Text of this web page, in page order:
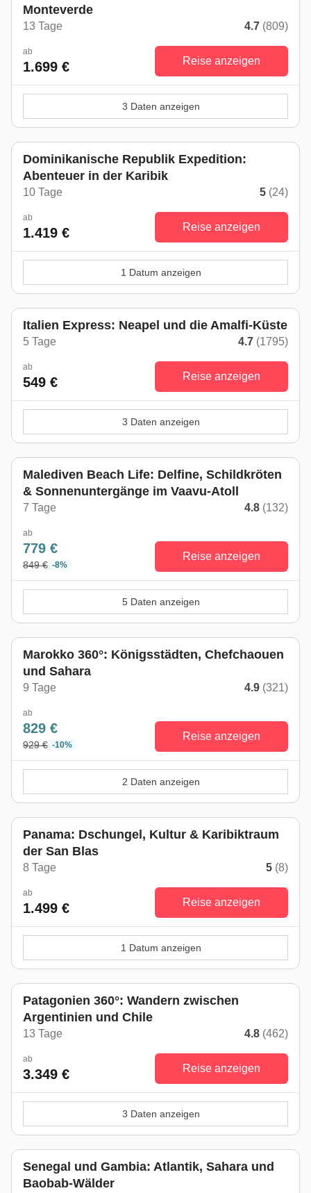
Monteverde
13 Tage 4.7 (809)
ab
1.699 € Reise anzeigen
3 Daten anzeigen
Dominikanische Republik Expedition:
Abenteuer in der Karibik
10 Tage 5 (24)
ab
1.419 € Reise anzeigen
1 Datum anzeigen
Italien Express: Neapel und die Amalfi-Küste
5 Tage 4.7 (1795)
ab
549 € Reise anzeigen
3 Daten anzeigen
Malediven Beach Life: Delfine, Schildkröten
& Sonnenuntergänge im Vaavu-Atoll
7 Tage 4.8 (132)
ab
779 €
849 € -8%
Reise anzeigen
5 Daten anzeigen
Marokko 360°: Königsstädten, Chefchaouen
und Sahara
9 Tage 4.9 (321)
ab
829 €
929 € -10%
Reise anzeigen
2 Daten anzeigen
Panama: Dschungel, Kultur & Karibiktraum
der San Blas
8 Tage 5 (8)
ab
1.499 € Reise anzeigen
1 Datum anzeigen
Patagonien 360°: Wandern zwischen
Argentinien und Chile
13 Tage 4.8 (462)
ab
3.349 € Reise anzeigen
3 Daten anzeigen
Senegal und Gambia: Atlantik, Sahara und
Baobab-Wälder